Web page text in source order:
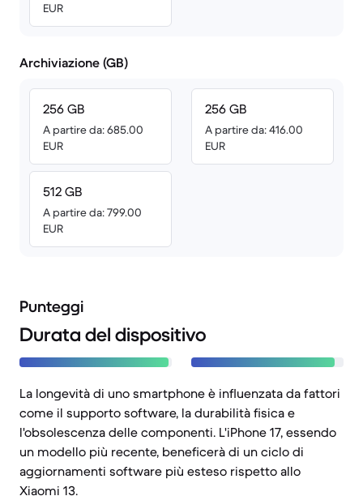
EUR
Archiviazione (GB)
256 GB
A partire da: 685.00
EUR
512 GB
A partire da: 799.00
EUR
256 GB
A partire da: 416.00
EUR
Punteggi
Durata del dispositivo
La longevità di uno smartphone è influenzata da fattori
come il supporto software, la durabilità fisica e
l'obsolescenza delle componenti. L'iPhone 17, essendo
un modello più recente, beneficerà di un ciclo di
aggiornamenti software più esteso rispetto allo
Xiaomi 13.